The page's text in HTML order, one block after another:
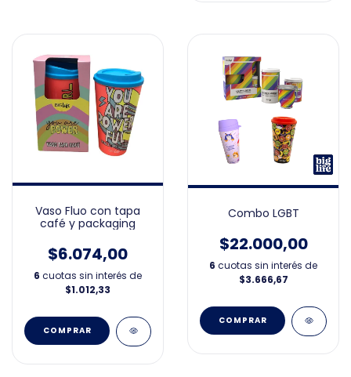
Vaso Fluo con tapa
café y packaging
$6.074,00
6 cuotas sin interés de
$1.012,33
Combo LGBT
$22.000,00
6 cuotas sin interés de
$3.666,67